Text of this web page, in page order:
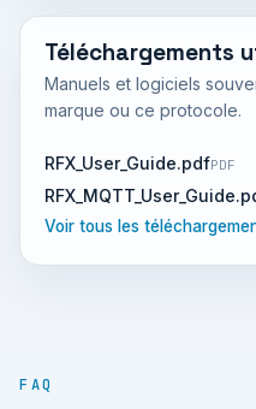
Téléchargements
Manuels et logiciels
marque ou ce protocole.
RFX_User_Guide.pdfPDF
Voir tous les
FAQ